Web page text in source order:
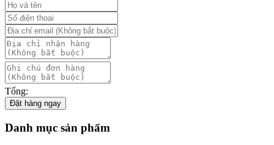
Tổng:
Đặt hàng ngay
Danh mục sản phẩm